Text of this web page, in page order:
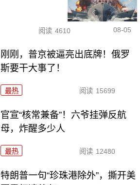
阅读 4610 08-05
刚刚，普京被逼亮出底牌！俄罗
斯要干大事了！
最热 阅读 15699
官宣“核常兼备”！六爷挂弹反航
母，炸醒多少人
最热 阅读 12480
特朗普一句“珍珠港除外”，撕开美